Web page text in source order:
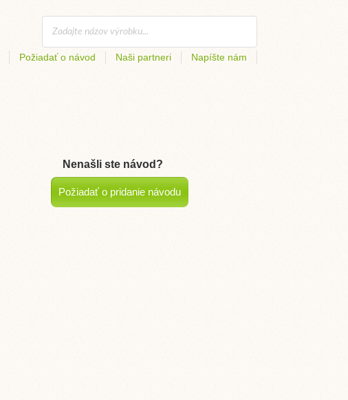
Požiadať o návod Naši partneri Napíšte nám
Nenašli ste návod?
Požiadať o pridanie návodu